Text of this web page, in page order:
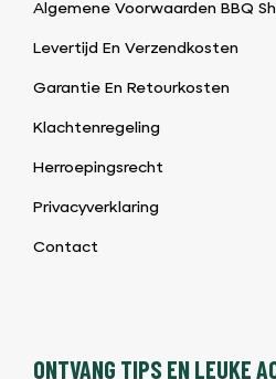
Algemene Voorwaarden BBQ
Levertijd En Verzendkosten
Garantie En Retourkosten
Klachtenregeling
Herroepingsrecht
Privacyverklaring
Contact
ONTVANG TIPS EN LEUKE